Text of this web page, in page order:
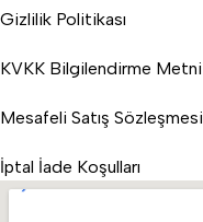
Gizlilik Politikası
KVKK Bilgilendirme Metni
Mesafeli Satış Sözleşmesi
İptal İade Koşulları